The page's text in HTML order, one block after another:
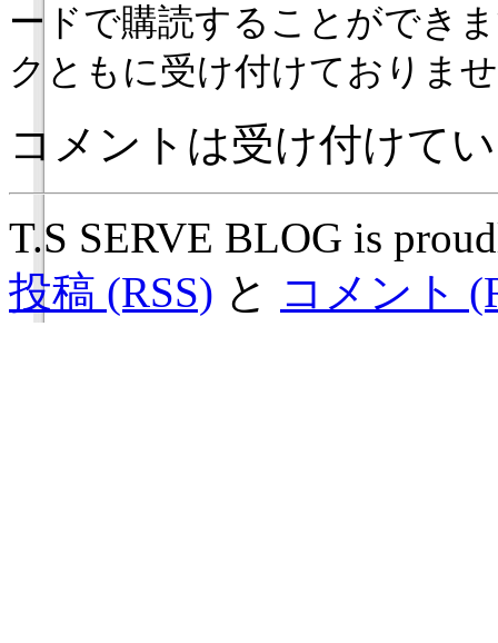
ードで購読することができ
クともに受け付けておりま
コメントは受け付けて
T.S SERVE BLOG is
投稿 (RSS) と コメント